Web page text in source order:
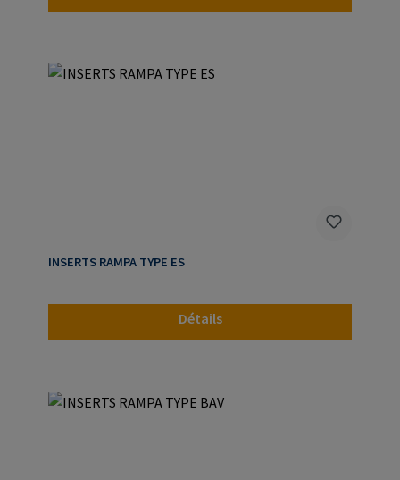
INSERTS RAMPA TYPE ES
Détails